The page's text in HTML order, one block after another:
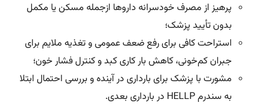
پرهیز از مصرف خودسرانه داروها از‌جمله مسکن یا مکمل
بدون تأیید پزشک؛
استراحت کافی برای رفع ضعف عمومی و تغذیه ملایم برای
جبران کم‌خونی، کاهش بار کاری کبد و کنترل فشار خون؛
مشورت با پزشک برای بارداری‌ در آینده و بررسی احتمال ابتلا
به سندرم HELLP در بارداری‌ بعدی.